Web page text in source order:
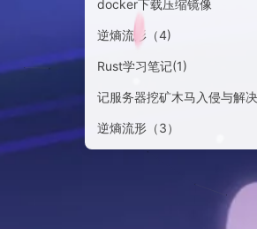
docker下载压缩镜像
逆熵流形（4)
Rust学习笔记(1)
记服务器挖矿木马入侵与解决
逆熵流形（3）